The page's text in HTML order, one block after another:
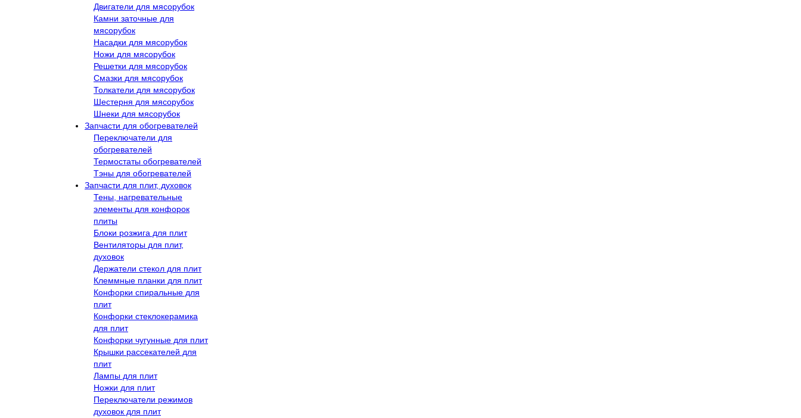
Двигатели для мясорубок
Камни заточные для
мясорубок
Насадки для мясорубок
Ножи для мясорубок
Решетки для мясорубок
Смазки для мясорубок
Толкатели для мясорубок
Шестерня для мясорубок
Шнеки для мясорубок
Запчасти для обогревателей
Переключатели для
обогревателей
Термостаты обогревателей
Тэны для обогревателей
Запчасти для плит, духовок
Тены, нагревательные
элементы для конфорок
плиты
Блоки розжига для плит
Вентиляторы для плит,
духовок
Держатели стекол для плит
Клеммные планки для плит
Конфорки спиральные для
плит
Конфорки стеклокерамика
для плит
Конфорки чугунные для плит
Крышки рассекателей для
плит
Лампы для плит
Ножки для плит
Переключатели режимов
духовок для плит